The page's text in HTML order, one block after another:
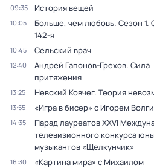
09:35 История вещей
10:05 Больше, чем любовь. Сезон 1.
142-я
10:45 Сельский врач
12:40
Андрей Гапонов-Грехов. Сила
притяжения
13:25 Невский Ковчег. Теория
13:55 «Игра в бисер» с Игорем
14:35
Парад лауреатов XXVI
телевизионного конкурса
музыкантов «Щелкунчик»
16:30
«Картина мира» с Михаилом